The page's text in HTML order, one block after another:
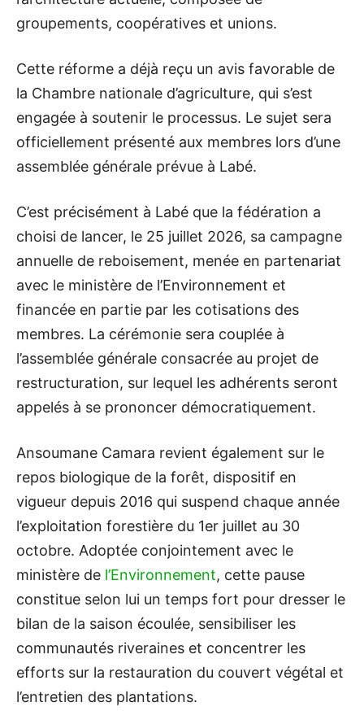
groupements, coopératives et unions.
Cette réforme a déjà reçu un avis favorable de
la Chambre nationale d’agriculture, qui s’est
engagée à soutenir le processus. Le sujet sera
officiellement présenté aux membres lors d’une
assemblée générale prévue à Labé.
C’est précisément à Labé que la fédération a
choisi de lancer, le 25 juillet 2026, sa campagne
annuelle de reboisement, menée en partenariat
avec le ministère de l’Environnement et
financée en partie par les cotisations des
membres. La cérémonie sera couplée à
l’assemblée générale consacrée au projet de
restructuration, sur lequel les adhérents seront
appelés à se prononcer démocratiquement.
Ansoumane Camara revient également sur le
repos biologique de la forêt, dispositif en
vigueur depuis 2016 qui suspend chaque année
l’exploitation forestière du 1er juillet au 30
octobre. Adoptée conjointement avec le
ministère de l’Environnement, cette pause
constitue selon lui un temps fort pour dresser le
bilan de la saison écoulée, sensibiliser les
communautés riveraines et concentrer les
efforts sur la restauration du couvert végétal et
l’entretien des plantations.